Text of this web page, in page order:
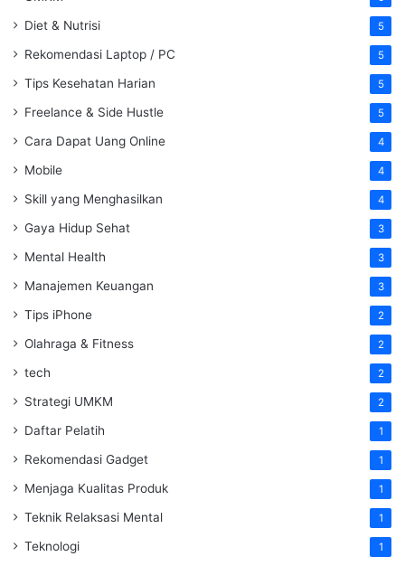
Diet & Nutrisi 5
Rekomendasi Laptop / PC 5
Tips Kesehatan Harian 5
Freelance & Side Hustle 5
Cara Dapat Uang Online 4
Mobile 4
Skill yang Menghasilkan 4
Gaya Hidup Sehat 3
Mental Health 3
Manajemen Keuangan 3
Tips iPhone 2
Olahraga & Fitness 2
tech 2
Strategi UMKM 2
Daftar Pelatih 1
Rekomendasi Gadget 1
Menjaga Kualitas Produk 1
Teknik Relaksasi Mental 1
Teknologi 1